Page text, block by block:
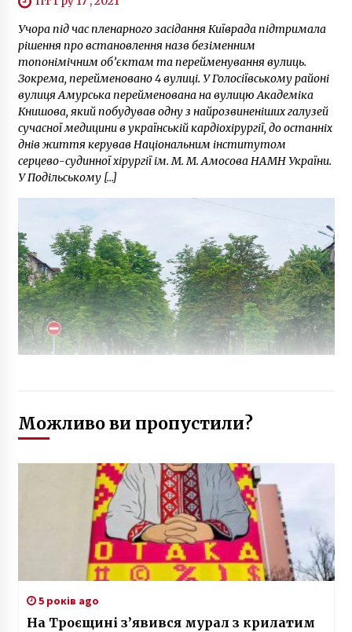
Учора під час пленарного засідання Київрада підтримала
рішення про встановлення назв безіменним
топонімічним об’єктам та перейменування вулиць.
Зокрема, перейменовано 4 вулиці. У Голосіївському районі
вулиця Амурська перейменована на вулицю Академіка
Книшова, який побудував одну з найрозвиненіших галузей
сучасної медицини в українській кардіохірургії, до останніх
днів життя керував Національним інститутом
серцево-судинної хірургії ім. М. М. Амосова НАМН України.
У Подільському […]
Можливо ви пропустили?
5 років ago
На Троєщині з’явився мурал з крилатим